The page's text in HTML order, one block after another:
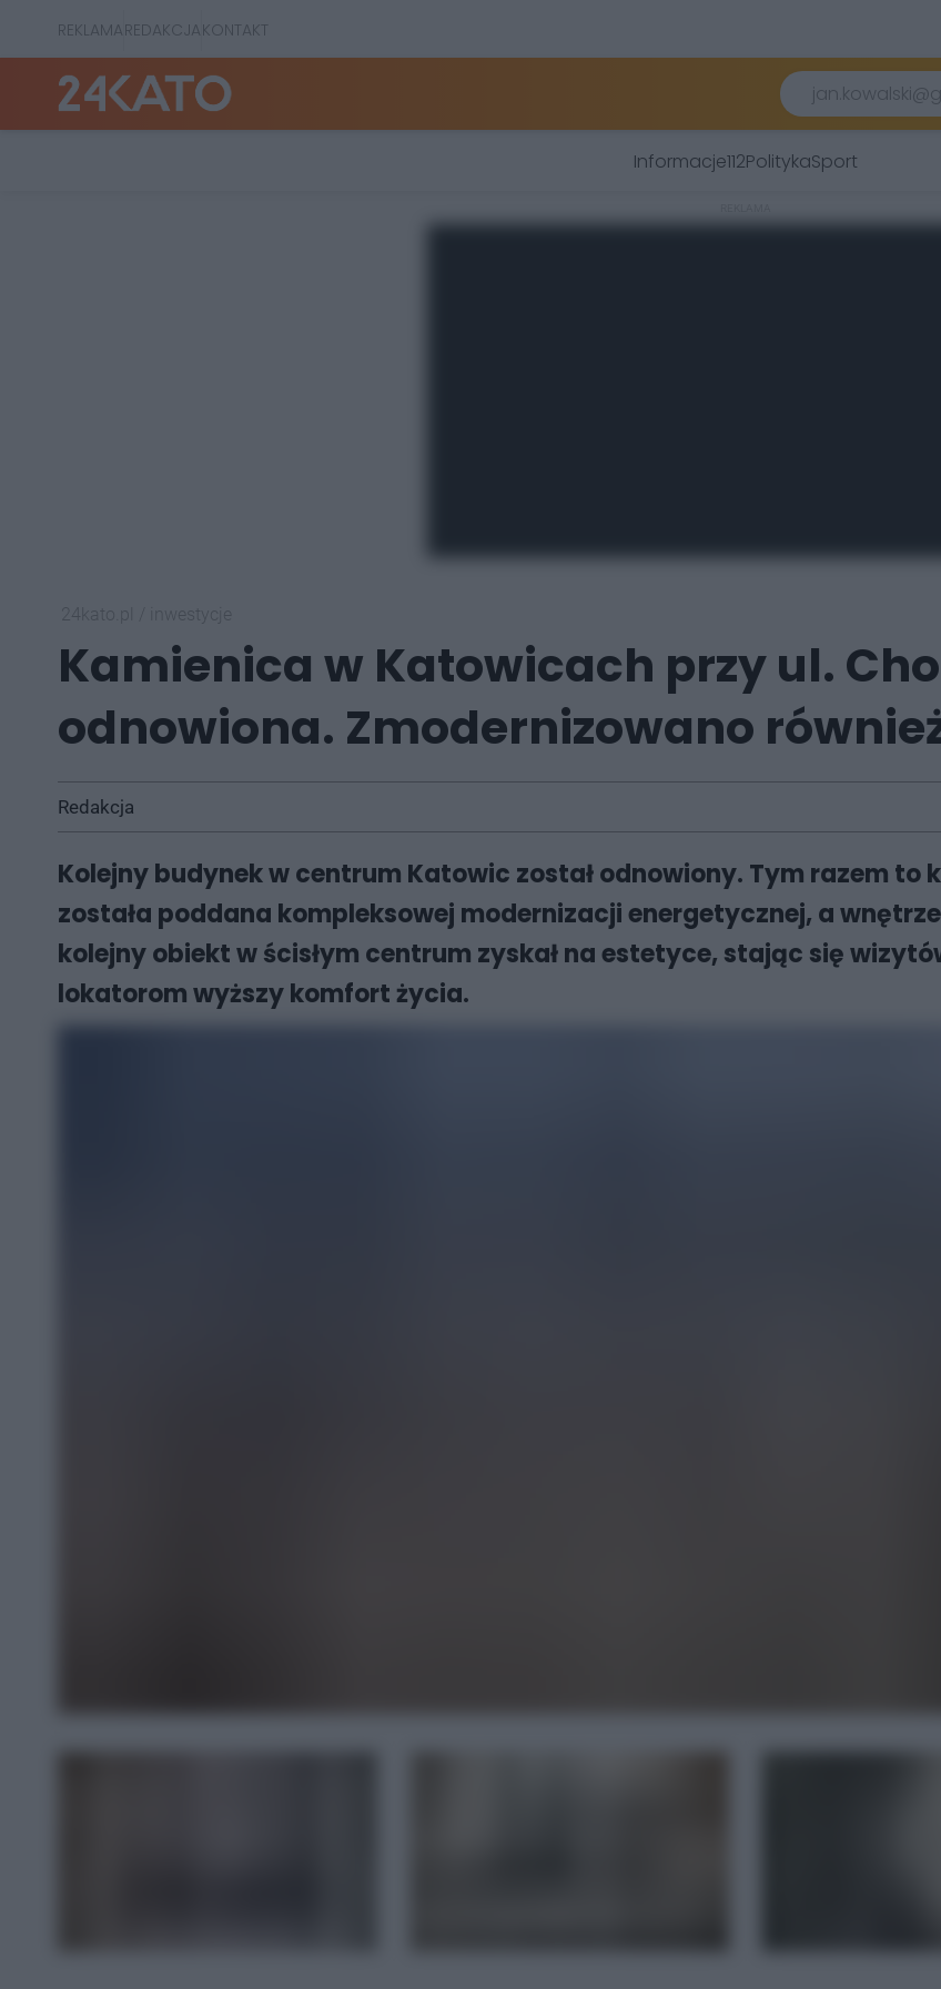
REKLAMAREDAKCJAKONTAKT
Informacje112PolitykaSport
Kamienica w Katowicach przy ul.
odnowiona. Zmodernizowano
Redakcja
Kolejny budynek w centrum Katowic został odnowiony. Tym razem to
została poddana kompleksowej modernizacji energetycznej, a
kolejny obiekt w ścisłym centrum zyskał na estetyce, stając się
lokatorom wyższy komfort życia.